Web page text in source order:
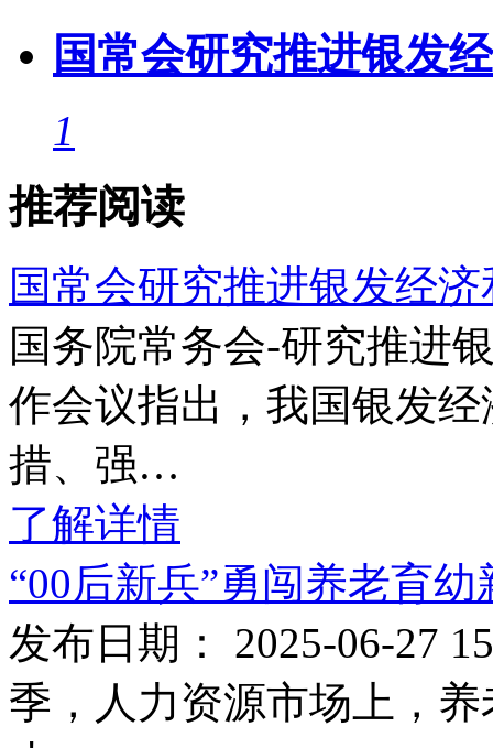
国常会研究推进银发
1
推荐阅读
国常会研究推进银发经
国务院常务会-研究推进
作会议指出，我国银发
措、强…
了解详情
“00后新兵”勇闯养老育幼
发布日期： 2025-06-27
季，人力资源市场上，